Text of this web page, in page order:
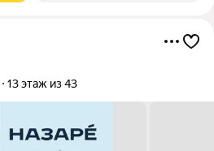
13 этаж из 43